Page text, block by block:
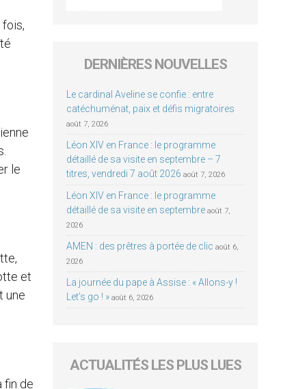
le
et
une
fin de
DERNIÈRES NOUVELLES
Le cardinal Aveline se confie : entre
catéchuménat, paix et défis migratoires
août 7, 2026
Léon XIV en France : le programme
détaillé de sa visite en septembre – 7
titres, vendredi 7 août 2026 août 7, 2026
Léon XIV en France : le programme
détaillé de sa visite en septembre août 7,
2026
AMEN : des prêtres à portée de clic août 6,
2026
La journée du pape à Assise : « Allons-y !
Let’s go ! » août 6, 2026
ACTUALITÉS LES PLUS LUES